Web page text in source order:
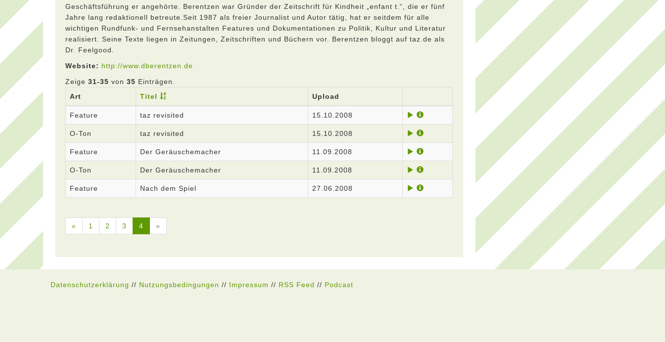
Geschäftsführung er angehörte. Berentzen war Gründer der Zeitschrift für Kindheit „enfant t.“, die er fünf
Jahre lang redaktionell betreute.Seit 1987 als freier Journalist und Autor tätig, hat er seitdem für alle
wichtigen Rundfunk- und Fernsehanstalten Features und Dokumentationen zu Politik, Kultur und Literatur
realisiert. Seine Texte liegen in Zeitungen, Zeitschriften und Büchern vor. Berentzen bloggt auf taz.de als
Dr. Feelgood.
Website: http://www.dberentzen.de
Zeige 31-35 von 35 Einträgen.
Art
Titel Upload
Feature taz revisited 15.10.2008
O-Ton taz revisited 15.10.2008
Feature Der Geräuschemacher 11.09.2008
O-Ton Der Geräuschemacher 11.09.2008
Feature Nach dem Spiel 27.06.2008
« 1 2 3 4 »
Datenschutzerklärung // Nutzungsbedingungen // Impressum // RSS Feed // Podcast